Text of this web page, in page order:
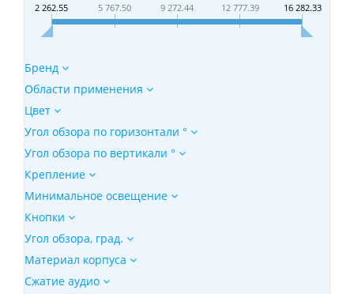
2 262.55 5 767.50 9 272.44 12 777.39 16 282.33
Бренд
Области применения
Цвет
Угол обзора по горизонтали °
Угол обзора по вертикали °
Крепление
Минимальное освещение
Кнопки
Угол обзора, град.
Материал корпуса
Сжатие аудио